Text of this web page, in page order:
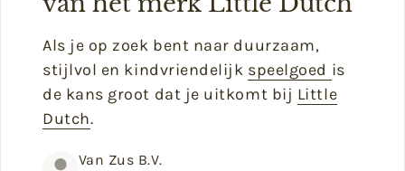
Als je op zoek bent naar duurzaam,
stijlvol en kindvriendelijk speelgoed is
de kans groot dat je uitkomt bij Little
Dutch.
Van Zus B.V.